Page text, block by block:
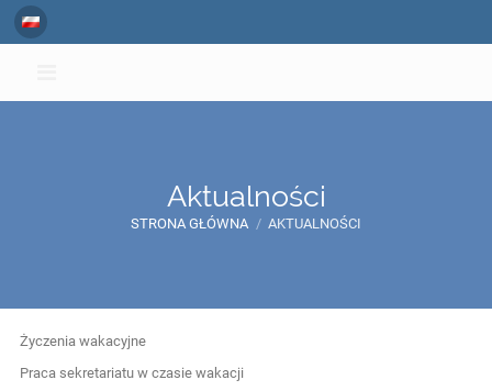
Aktualności
STRONA GŁÓWNA / AKTUALNOŚCI
Aktualności
Życzenia wakacyjne
Praca sekretariatu w czasie wakacji